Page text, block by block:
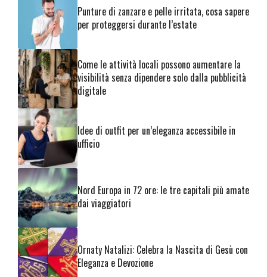
Punture di zanzare e pelle irritata, cosa sapere
per proteggersi durante l’estate
Come le attività locali possono aumentare la
visibilità senza dipendere solo dalla pubblicità
digitale
Idee di outfit per un’eleganza accessibile in
ufficio
Nord Europa in 72 ore: le tre capitali più amate
dai viaggiatori
Ornaty Natalizi: Celebra la Nascita di Gesù con
Eleganza e Devozione